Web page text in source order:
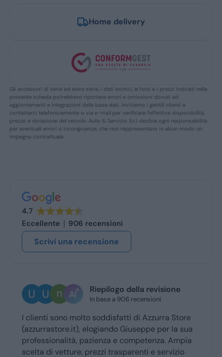
Home delivery
Gli accessori di serie ed extra serie, i dati tecnici, le foto e i prezzi indicati nella
presente scheda potrebbero riportare errori e omissioni dovuti ad
aggiornamenti e integrazioni della base dati. Invitiamo i gentili clienti a
contattarci telefonicamente o via e-mail per verificare l’effettiva disponibilità,
prezzo e dotazione del veicolo. Auto & Servizio S.r.l. declina ogni responsabilità
per eventuali errori o incongruenze, che non reppresentano in alcun modo un
impegno contrattuale.
4.7
Eccellente
906 recensioni
Scrivi una recensione
Ugo Brescia
3 giorni fa
Ottima esperienza con la vs concessionaria.
Giuseppe mi ha coccolato dal momenyo del
ritiro a quello della consegna . Grazie davvero